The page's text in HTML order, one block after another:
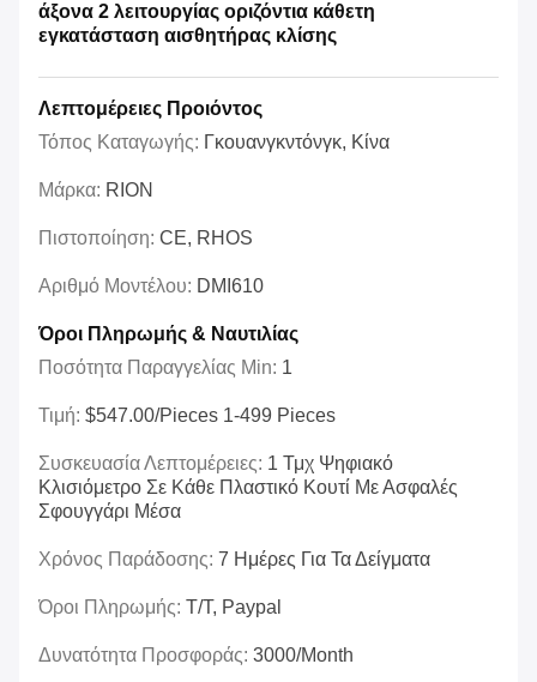
άξονα 2 λειτουργίας οριζόντια κάθετη
εγκατάσταση αισθητήρας κλίσης
Λεπτομέρειες Προιόντος
Τόπος Καταγωγής: Γκουανγκντόνγκ, Κίνα
Μάρκα: RION
Πιστοποίηση: CE, RHOS
Αριθμό Μοντέλου: DMI610
Όροι Πληρωμής & Ναυτιλίας
Ποσότητα Παραγγελίας Min: 1
Τιμή: $547.00/Pieces 1-499 Pieces
Συσκευασία Λεπτομέρειες: 1 Τμχ Ψηφιακό
Κλισιόμετρο Σε Κάθε Πλαστικό Κουτί Με Ασφαλές
Σφουγγάρι Μέσα
Χρόνος Παράδοσης: 7 Ημέρες Για Τα Δείγματα
Όροι Πληρωμής: T/T, Paypal
Δυνατότητα Προσφοράς: 3000/month